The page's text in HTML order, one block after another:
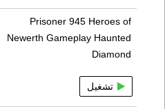
Prisoner 945 Heroes of
Newerth Gameplay Haunted
Diamond
تشغيل